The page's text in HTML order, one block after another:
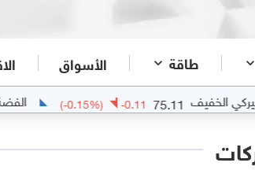
طاقة الأسواق
75.11
-0.11
(-0.15 %) الفضة 61.8471